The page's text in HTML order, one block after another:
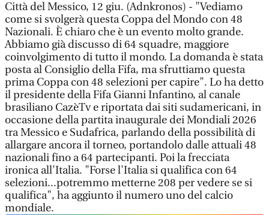
Città del Messico, 12 giu. (Adnkronos) - "Vediamo
come si svolgerà questa Coppa del Mondo con 48
Nazionali. È chiaro che è un evento molto grande.
Abbiamo già discusso di 64 squadre, maggiore
coinvolgimento di tutto il mondo. La domanda è stata
posta al Consiglio della Fifa, ma sfruttiamo questa
prima Coppa con 48 selezioni per capire". Lo ha detto
il presidente della Fifa Gianni Infantino, al canale
brasiliano CazèTv e riportata dai siti sudamericani, in
occasione della partita inaugurale dei Mondiali 2026
tra Messico e Sudafrica, parlando della possibilità di
allargare ancora il torneo, portandolo dalle attuali 48
nazionali fino a 64 partecipanti. Poi la frecciata
ironica all'Italia. "Forse l'Italia si qualifica con 64
selezioni...potremmo metterne 208 per vedere se si
qualifica", ha aggiunto il numero uno del calcio
mondiale.